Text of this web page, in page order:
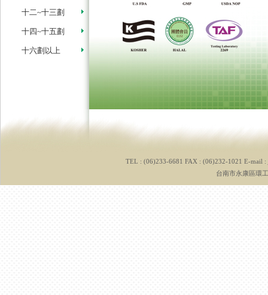
十二~十三劃
十四~十五劃
十六劃以上
TEL : (06)233-6681 FAX : (06)232-1021 E-mail :
台南市永康區環